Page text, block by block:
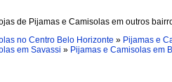
de Pijamas e Camisolas em outros
no Centro Belo Horizonte » Pijamas e
em Savassi » Pijamas e Camisolas em